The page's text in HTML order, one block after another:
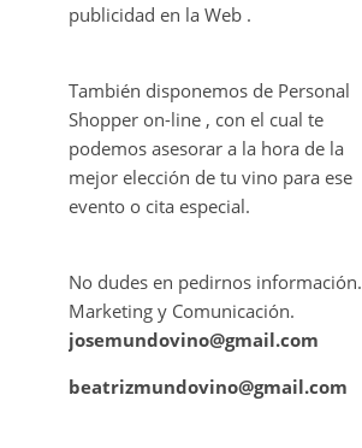
publicidad en la Web .
También disponemos de Personal
Shopper on-line , con el cual te
podemos asesorar a la hora de la
mejor elección de tu vino para ese
evento o cita especial.
No dudes en pedirnos información.
Marketing y Comunicación.
josemundovino@gmail.com
beatrizmundovino@gmail.com